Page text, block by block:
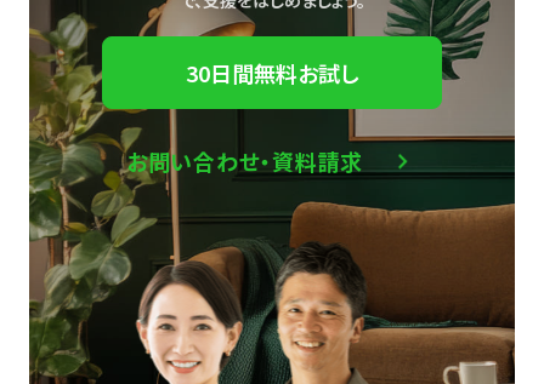
30日間無料お試し
お問い合わせ・資料請求